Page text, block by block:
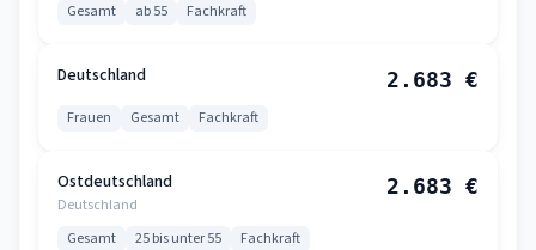
Gesamt ab 55 Fachkraft
Deutschland 2.683 €
Frauen Gesamt Fachkraft
Ostdeutschland
Deutschland
2.683 €
Gesamt 25 bis unter 55 Fachkraft